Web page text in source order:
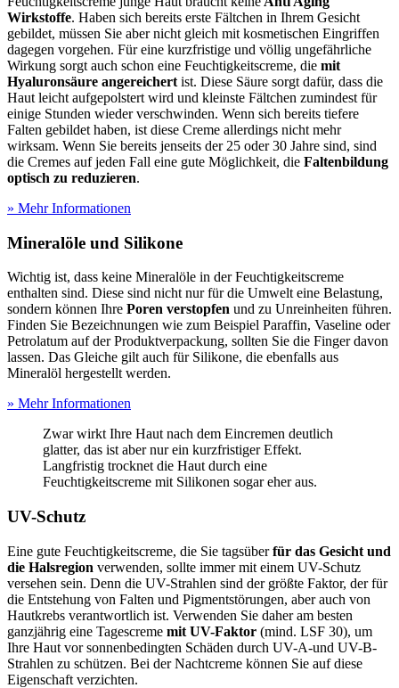
Wirkstoffe. Haben sich bereits erste Fältchen in Ihrem Gesicht
gebildet, müssen Sie aber nicht gleich mit kosmetischen Eingriffen
dagegen vorgehen. Für eine kurzfristige und völlig ungefährliche
Wirkung sorgt auch schon eine Feuchtigkeitscreme, die mit
Hyaluronsäure angereichert ist. Diese Säure sorgt dafür, dass die
Haut leicht aufgepolstert wird und kleinste Fältchen zumindest für
einige Stunden wieder verschwinden. Wenn sich bereits tiefere
Falten gebildet haben, ist diese Creme allerdings nicht mehr
wirksam. Wenn Sie bereits jenseits der 25 oder 30 Jahre sind, sind
die Cremes auf jeden Fall eine gute Möglichkeit, die Faltenbildung
optisch zu reduzieren.
» Mehr Informationen
Mineralöle und Silikone
Wichtig ist, dass keine Mineralöle in der Feuchtigkeitscreme
enthalten sind. Diese sind nicht nur für die Umwelt eine Belastung,
sondern können Ihre Poren verstopfen und zu Unreinheiten führen.
Finden Sie Bezeichnungen wie zum Beispiel Paraffin, Vaseline oder
Petrolatum auf der Produktverpackung, sollten Sie die Finger davon
lassen. Das Gleiche gilt auch für Silikone, die ebenfalls aus
Mineralöl hergestellt werden.
» Mehr Informationen
Zwar wirkt Ihre Haut nach dem Eincremen deutlich
glatter, das ist aber nur ein kurzfristiger Effekt.
Langfristig trocknet die Haut durch eine
Feuchtigkeitscreme mit Silikonen sogar eher aus.
UV-Schutz
Eine gute Feuchtigkeitscreme, die Sie tagsüberfür das Gesicht und
die Halsregion verwenden, sollte immer mit einem UV-Schutz
versehen sein. Denn die UV-Strahlen sind der größte Faktor, der für
die Entstehung von Falten und Pigmentstörungen, aber auch von
Hautkrebs verantwortlich ist. Verwenden Sie daher am besten
ganzjährig eine Tagescreme mit UV-Faktor (mind. LSF 30), um
Ihre Haut vor sonnenbedingten Schäden durch UV-A-und UV-B-
Strahlen zu schützen. Bei der Nachtcreme können Sie auf diese
Eigenschaft verzichten.